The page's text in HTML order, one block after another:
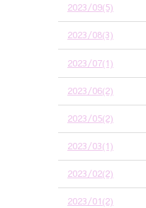
2023/09(5)
2023/08(3)
2023/07(1)
2023/06(2)
2023/05(2)
2023/03(1)
2023/02(2)
2023/01(2)